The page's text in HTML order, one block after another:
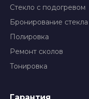
Стекло с подогревом
Бронирование стекла
Полировка
Ремонт сколов
Тонировка